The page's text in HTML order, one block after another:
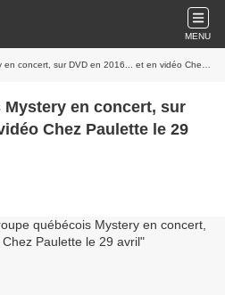
MENU
sur DVD en 2016... et en vidéo Chez Paulette le 29 avril
en concert, sur
Chez Paulette le 29